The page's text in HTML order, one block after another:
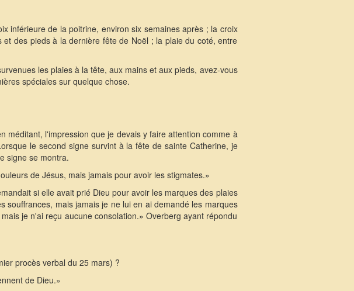
inférieure de la poitrine, environ six semaines après ; la croix
des pieds à la dernière fête de Noël ; la plaie du coté, entre
les plaies à la tête, aux mains et aux pieds, avez-vous
spéciales sur quelque chose.
méditant, l'impression que je devais y faire attention comme à
le second signe survint à la fête de sainte Catherine, je
signe se montra.
de Jésus, mais jamais pour avoir les stigmates.»
si elle avait prié Dieu pour avoir les marques des plaies
mais jamais je ne lui en ai demandé les marques
je n'ai reçu aucune consolation.» Overberg ayant répondu
procès verbal du 25 mars) ?
de Dieu.»